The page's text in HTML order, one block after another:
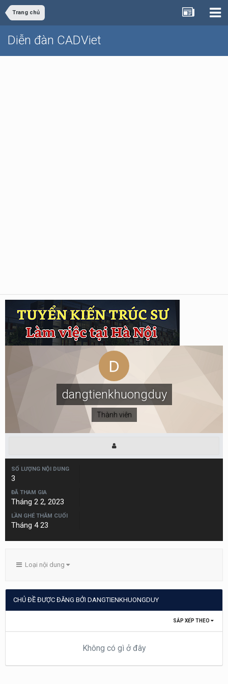
Trang chủ
Diễn đàn CADViet
dangtienkhuongduy
Thành viên
SỐ LƯỢNG NỘI DUNG
3
ĐÃ THAM GIA
Tháng 2 2, 2023
LẦN GHÉ THĂM CUỐI
Tháng 4 23
Loại nội dung
CHỦ ĐỀ ĐƯỢC ĐĂNG BỞI DANGTIENKHUONGDUY
SẮP XẾP THEO
Không có gì ở đây